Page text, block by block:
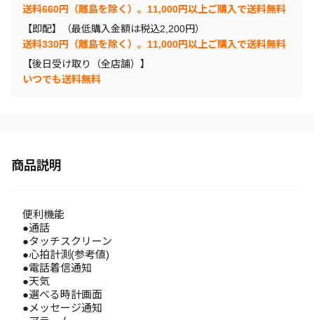
送料660円（離島を除く）。11,000円以上ご購入で送料無料
【即配】（最低購入金額は税込2,200円）
送料330円（離島を除く）。11,000円以上ご購入で送料無料
【後日受け取り（全店舗）】
いつでも送料無料
商品説明
便利機能
●通話
●タッチスクリーン
●心拍計測(参考値)
●電話着信通知
●天気
●選べる時計画面
●メッセージ通知